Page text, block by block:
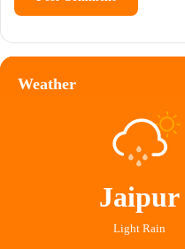
Weather
Jaipur
Light Rain